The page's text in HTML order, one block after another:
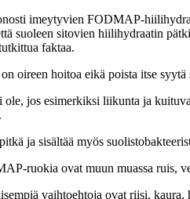
imeytyvien FODMAP-
suoleen sitovien hiilihydraatin
faktaa.
on oireen hoitoa eikä poista itse syytä
ole, jos esimerkiksi liikunta ja
ja sisältää myös
ruokia ovat muun muassa ruis,
vaihtoehtoja ovat riisi,